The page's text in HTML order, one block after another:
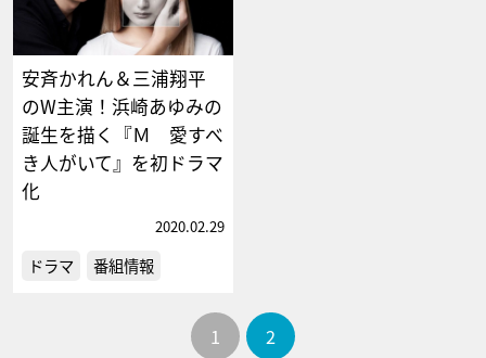
安斉かれん＆三浦翔平
のW主演！浜崎あゆみの
誕生を描く『Ｍ 愛すべ
き人がいて』を初ドラマ
化
2020.02.29
ドラマ 番組情報
1 2